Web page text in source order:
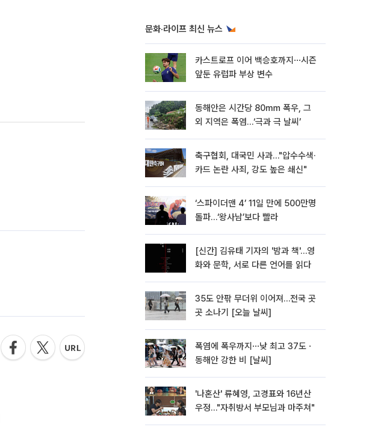
문화·라이프 최신 뉴스
카스트로프 이어 백승호까지⋯시즌
앞둔 유럽파 부상 변수
동해안은 시간당 80㎜ 폭우, 그
외 지역은 폭염…‘극과 극 날씨’
축구협회, 대국민 사과…"압수수색·
카드 논란 사죄, 강도 높은 쇄신"
‘스파이더맨 4’ 11일 만에 500만명
돌파…‘왕사남’보다 빨라
[신간] 김유태 기자의 '밤과 책'…영
화와 문학, 서로 다른 언어를 읽다
35도 안팎 무더위 이어져…전국 곳
곳 소나기 [오늘 날씨]
폭염에 폭우까지⋯낮 최고 37도ㆍ
동해안 강한 비 [날씨]
'나혼산' 류혜영, 고경표와 16년산
우정…"자취방서 부모님과 마주쳐"